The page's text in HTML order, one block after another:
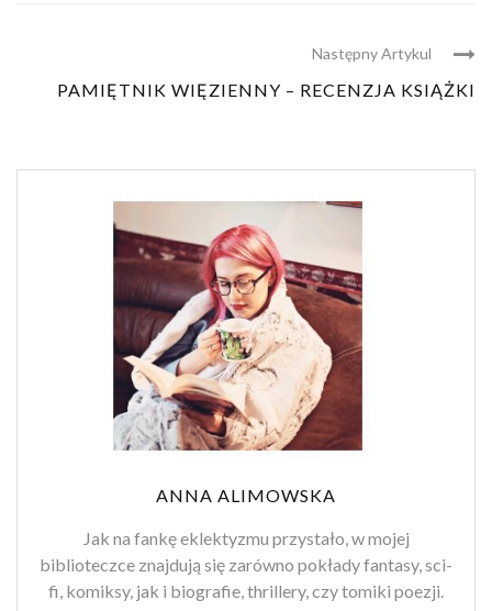
Następny Artykul
PAMIĘTNIK WIĘZIENNY – RECENZJA KSIĄŻKI
ANNA ALIMOWSKA
Jak na fankę eklektyzmu przystało, w mojej
biblioteczce znajdują się zarówno pokłady fantasy, sci-
fi, komiksy, jak i biografie, thrillery, czy tomiki poezji.